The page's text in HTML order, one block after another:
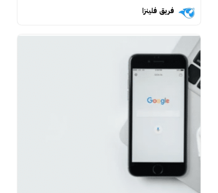
فريق فلينزا